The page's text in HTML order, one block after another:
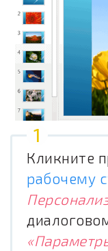
Кликните
рабочему